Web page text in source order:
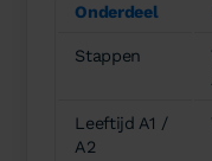
Onderdeel
Stappen
Leeftijd A1 /
A2